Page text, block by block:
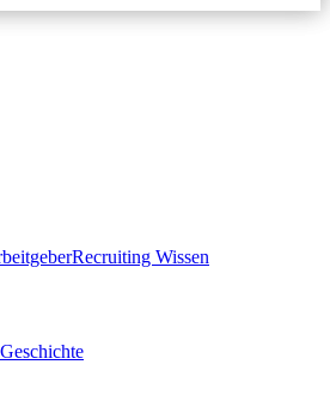
Recruiting Wissen
Geschichte